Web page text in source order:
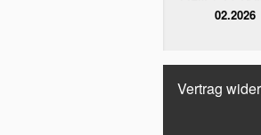
02.2026
Vertrag